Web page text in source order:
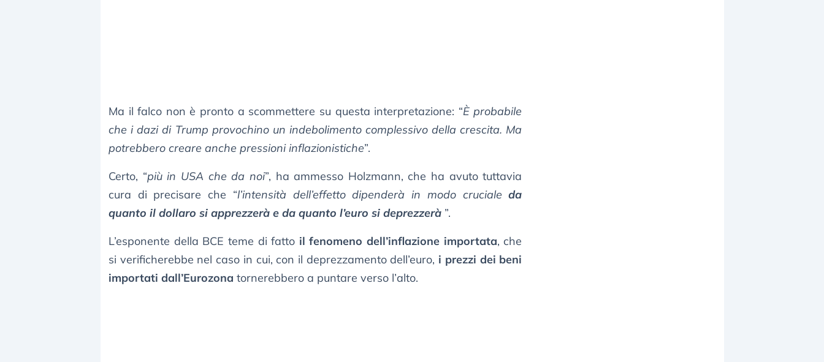
Ma il falco non è pronto a scommettere su questa interpretazione: “È probabile
che i dazi di Trump provochino un indebolimento complessivo della crescita. Ma
potrebbero creare anche pressioni inflazionistiche”.
Certo, “più in USA che da noi”, ha ammesso Holzmann, che ha avuto tuttavia
cura di precisare che “l’intensità dell’effetto dipenderà in modo crucialeda
quanto il dollaro si apprezzerà e da quanto l’euro si deprezzerà ”.
L’esponente della BCE teme di fatto il fenomeno dell’inflazione importata, che
si verificherebbe nel caso in cui, con il deprezzamento dell’euro, i prezzi dei beni
importati dall’Eurozona tornerebbero a puntare verso l’alto.